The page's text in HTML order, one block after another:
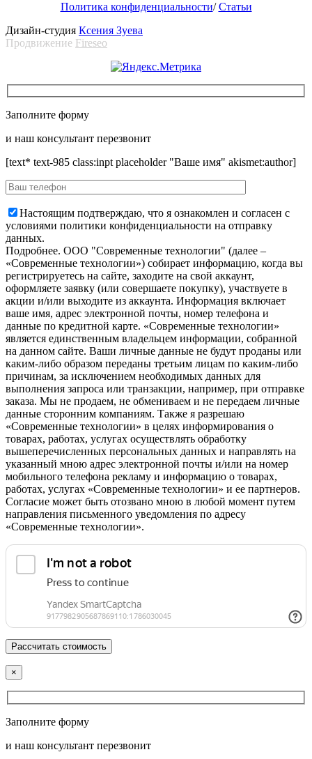
Политика конфиденциальности/Статьи
Дизайн-студия Ксения Зуева
Продвижение Fireseo
Заполните форму
и наш консультант перезвонит
[text* text-985 class:inpt placeholder "Ваше имя" akismet:author]
Настоящим подтверждаю, что я ознакомлен и согласен с
условиями политики конфиденциальности на отправку
данных.
Подробнее. OOO "Современные технологии" (далее –
«Современные технологии») собирает информацию, когда вы
регистрируетесь на сайте, заходите на свой аккаунт,
оформляете заявку (или совершаете покупку), участвуете в
акции и/или выходите из аккаунта. Информация включает
ваше имя, адрес электронной почты, номер телефона и
данные по кредитной карте. «Современные технологии»
является единственным владельцем информации, собранной
на данном сайте. Ваши личные данные не будут проданы или
каким-либо образом переданы третьим лицам по каким-либо
причинам, за исключением необходимых данных для
выполнения запроса или транзакции, например, при отправке
заказа. Мы не продаем, не обмениваем и не передаем личные
данные сторонним компаниям. Также я разрешаю
«Современные технологии» в целях информирования о
товарах, работах, услугах осуществлять обработку
вышеперечисленных персональных данных и направлять на
указанный мною адрес электронной почты и/или на номер
мобильного телефона рекламу и информацию о товарах,
работах, услугах «Современные технологии» и ее партнеров.
Согласие может быть отозвано мною в любой момент путем
направления письменного уведомления по адресу
«Современные технологии».
×
Заполните форму
и наш консультант перезвонит